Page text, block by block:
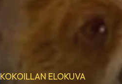
KOKOILLAN ELOKUVA